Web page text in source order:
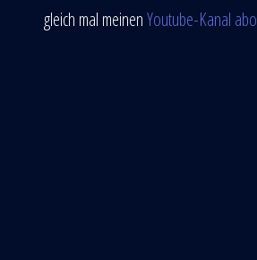
gleich mal meinenYoutube-Kanal